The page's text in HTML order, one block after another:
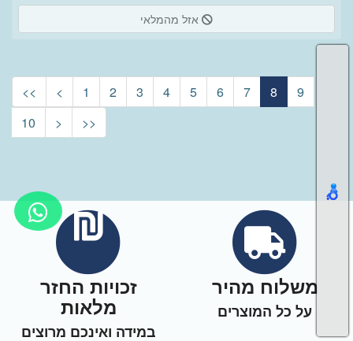
אזל מהמלאי
<< < 1 2 3 4 5 6 7 8
9
10
> >>
משלוח מהיר
על כל המוצרים
זכויות החזר
מלאות
במידה ואינכם מרוצים